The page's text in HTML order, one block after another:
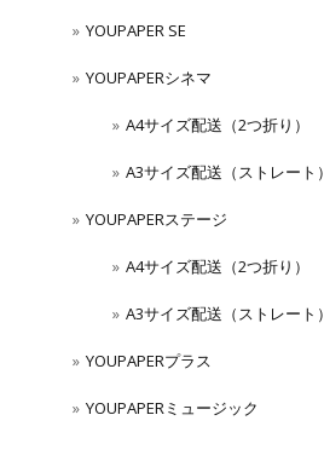
YOUPAPER SE
YOUPAPERシネマ
A4サイズ配送（2つ折り）
A3サイズ配送（ストレート）
YOUPAPERステージ
A4サイズ配送（2つ折り）
A3サイズ配送（ストレート）
YOUPAPERプラス
YOUPAPERミュージック